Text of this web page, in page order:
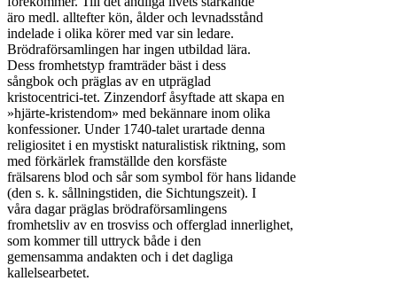
äro medl. alltefter kön, ålder och levnadsstånd
indelade i olika körer med var sin ledare.
Brödraförsamlingen har ingen utbildad lära.
Dess fromhetstyp framträder bäst i dess
sångbok och präglas av en utpräglad
kristocentrici-tet. Zinzendorf åsyftade att skapa en
»hjärte-kristendom» med bekännare inom olika
konfessioner. Under 1740-talet urartade denna
religiositet i en mystiskt naturalistisk riktning, som
med förkärlek framställde den korsfäste
frälsarens blod och sår som symbol för hans lidande
(den s. k. sållningstiden, die Sichtungszeit). I
våra dagar präglas brödraförsamlingens
fromhetsliv av en trosviss och offerglad innerlighet,
som kommer till uttryck både i den
gemensamma andakten och i det dagliga
kallelsearbetet.